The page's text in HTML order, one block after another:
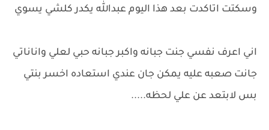
وسكتت اتاكدت بعد هذا اليوم عبدالله يكدر كلشي يسوي
اني اعرف نفسي جنت جبانه واكبر جبانه حبي لعلي واناناتي
جانت صعبه عليه يمكن جان عندي استعاده اخسر بنتي
بس لابتعد عن علي لحظه.....